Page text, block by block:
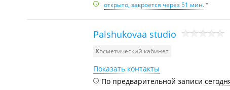
открыто, закроется через 51 мин.
Palshukovaa studio
Косметический кабинет
Показать контакты
По предварительной записи